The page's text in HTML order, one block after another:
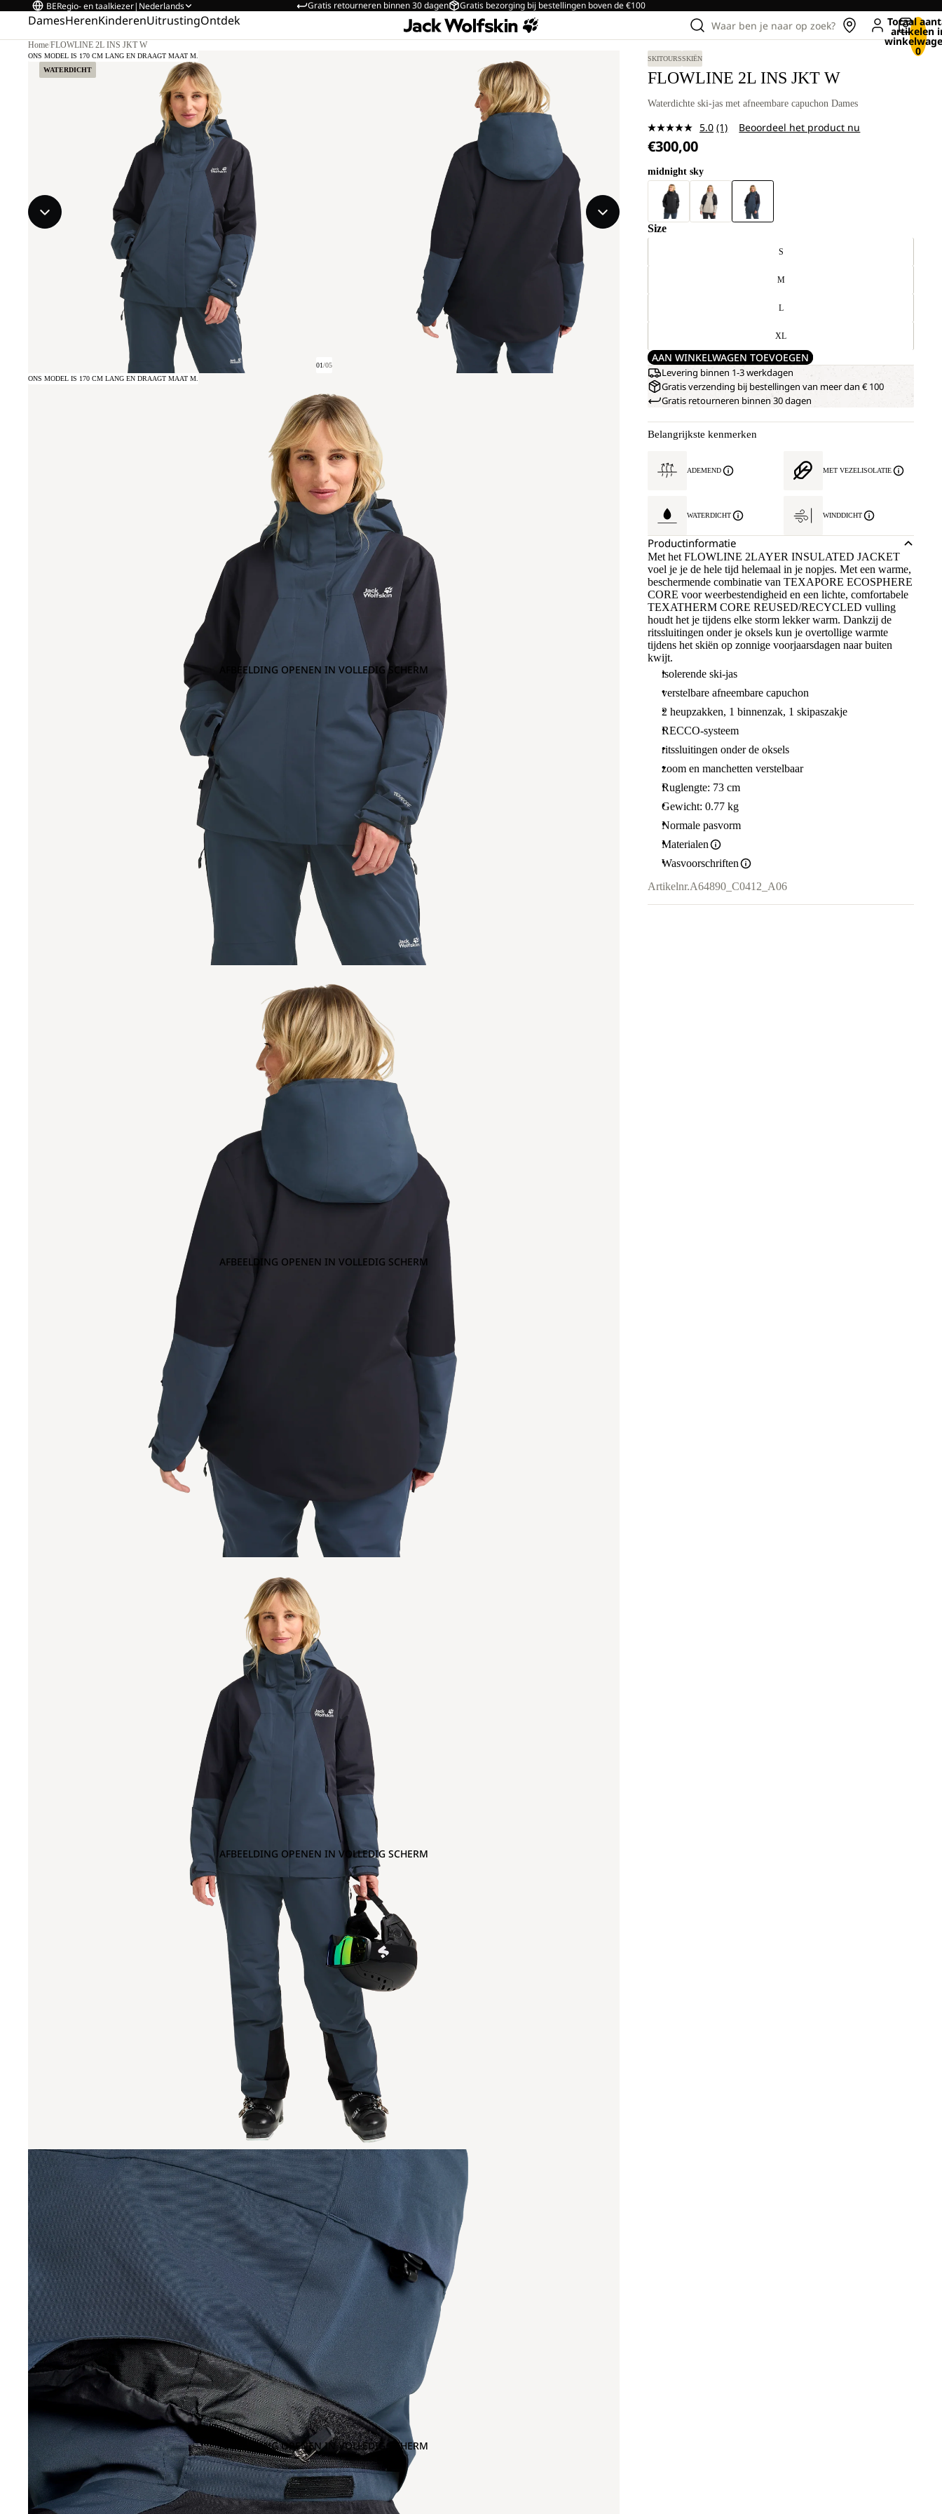
Gratis retourneren binnen 30 dagen Gratis bezorging bij bestellingen boven de €100
BERegio- en taalkiezer| Nederlands
DamesHerenKinderenUitrustingOntdek Waar ben je naar op zoek? Totaal
artikelen
0
Home/FLOWLINE 2L INS JKT W
WATERDICHT
ONS MODEL IS 170 CM LANG EN DRAAGT MAAT M.
01/05
AFBEELDING OPENEN IN VOLLEDIG SCHERM
ONS MODEL IS 170 CM LANG EN DRAAGT MAAT M.
AFBEELDING OPENEN IN VOLLEDIG SCHERM
AFBEELDING OPENEN IN VOLLEDIG SCHERM
AFBEELDING OPENEN IN VOLLEDIG SCHERM
SKITOURSSKIËN
FLOWLINE 2L INS JKT W
Waterdichte ski-jas met afneembare capuchon Dames
5.0 Lees
paginalink.
(1) Beoordeel het product nu
€300,00
midnight sky
Size
S
M
L
XL
AAN WINKELWAGEN TOEVOEGEN
Levering binnen 1-3 werkdagen
Gratis verzending bij bestellingen van meer dan € 100
Gratis retourneren binnen 30 dagen
Belangrijkste kenmerken
ADEMEND MET VEZELISOLATIE
WATERDICHT WINDDICHT
Productinformatie
Met het FLOWLINE 2LAYER INSULATED JACKET
voel je je de hele tijd helemaal in je nopjes. Met een warme,
beschermende combinatie van TEXAPORE ECOSPHERE
CORE voor weerbestendigheid en een lichte, comfortabele
TEXATHERM CORE REUSED/RECYCLED vulling
houdt het je tijdens elke storm lekker warm. Dankzij de
ritssluitingen onder je oksels kun je overtollige warmte
tijdens het skiën op zonnige voorjaarsdagen naar buiten
kwijt.
isolerende ski-jas
verstelbare afneembare capuchon
2 heupzakken, 1 binnenzak, 1 skipaszakje
RECCO-systeem
ritssluitingen onder de oksels
zoom en manchetten verstelbaar
Ruglengte: 73 cm
Gewicht: 0.77 kg
Normale pasvorm
Materialen
Wasvoorschriften
Artikelnr.A64890_C0412_A06